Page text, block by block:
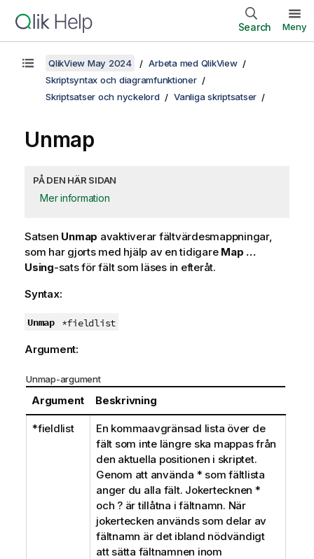
Search Meny
QlikView May 2024
Arbeta med QlikView
Skriptsyntax och diagramfunktioner
Skriptsatser och nyckelord
Vanliga skriptsatser
Unmap
PÅ DEN HÄR SIDAN
Mer information
Satsen Unmap avaktiverar fältvärdesmappningar,
som har gjorts med hjälp av en tidigare Map …
Using-sats för fält som läses in efteråt.
Syntax:
Unmap *fieldlist
Argument:
Unmap-argument
Argument Beskrivning
*fieldlist
En kommaavgränsad lista över de
fält som inte längre ska mappas från
den aktuella positionen i skriptet.
Genom att använda * som fältlista
anger du alla fält. Jokertecknen *
och ?är tillåtna i fältnamn. När
jokertecken används som delar av
fältnamn är det ibland nödvändigt
att sätta fältnamnen inom